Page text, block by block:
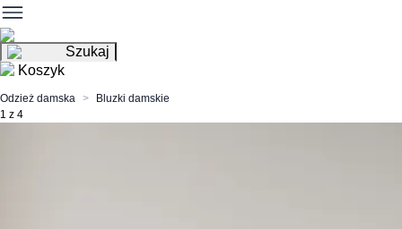
Szukaj
Koszyk
Odzież damska
Bluzki damskie
1 z 4